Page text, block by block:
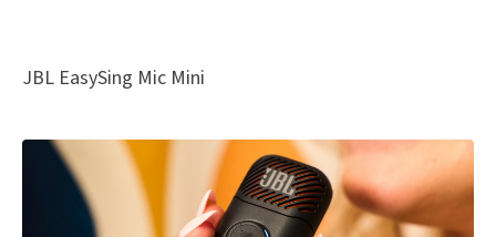
Caselogic
Hama
JBL EasySing Mic Mini